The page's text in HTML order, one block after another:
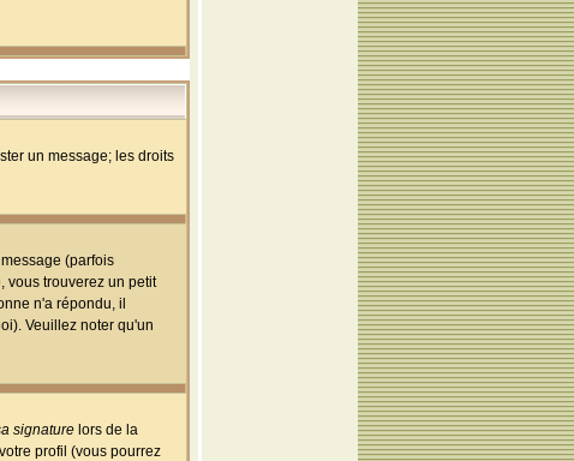
un message; les droits
(parfois
vous trouverez un petit
n'a répondu, il
Veuillez noter qu'un
signature lors de la
profil (vous pourrez